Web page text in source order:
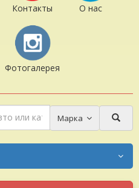
Контакты О нас
Фотогалерея
Марка